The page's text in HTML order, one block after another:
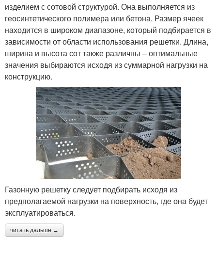
изделием с сотовой структурой. Она выполняется из
геосинтетического полимера или бетона. Размер ячеек
находится в широком диапазоне, который подбирается в
зависимости от области использования решетки. Длина,
ширина и высота сот также различны – оптимальные
значения выбираются исходя из суммарной нагрузки на
конструкцию.
Газонную решетку следует подбирать исходя из
предполагаемой нагрузки на поверхность, где она будет
эксплуатироваться.
читать дальше →